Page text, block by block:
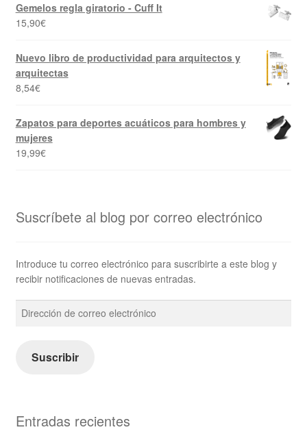
Gemelos regla giratorio - Cuff It
15,90€
Nuevo libro de productividad para arquitectos y
arquitectas
8,54€
Zapatos para deportes acuáticos para hombres y
mujeres
19,99€
Suscríbete al blog por correo electrónico
Introduce tu correo electrónico para suscribirte a este blog y
recibir notificaciones de nuevas entradas.
Dirección
de
electrónico
Suscribir
Entradas recientes